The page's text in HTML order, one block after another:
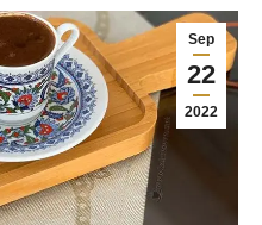
Sep
22
2022